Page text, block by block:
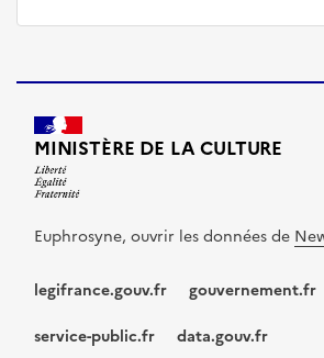
MINISTÈRE DE LA CULTURE
Euphrosyne, ouvrir les données de
legifrance.gouv.fr
gouvernement.fr
service-public.fr
data.gouv.fr